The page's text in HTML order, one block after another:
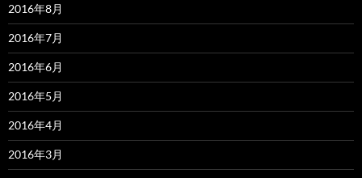
2016年8月
2016年7月
2016年6月
2016年5月
2016年4月
2016年3月